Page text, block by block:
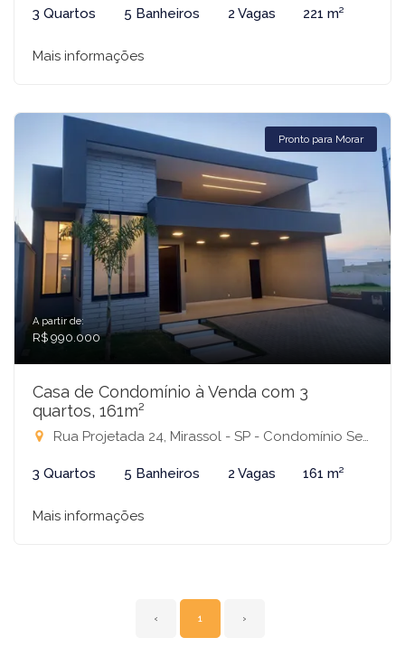
3 Quartos 5 Banheiros 2 Vagas 221 m²
Mais informações
Pronto para Morar
A partir de:
R$ 990.000
Casa de Condomínio à Venda com 3
quartos, 161m²
Rua Projetada 24, Mirassol - SP - Condomínio Setlife II, Mirassol-SP
3 Quartos 5 Banheiros 2 Vagas 161 m²
Mais informações
‹ 1 ›